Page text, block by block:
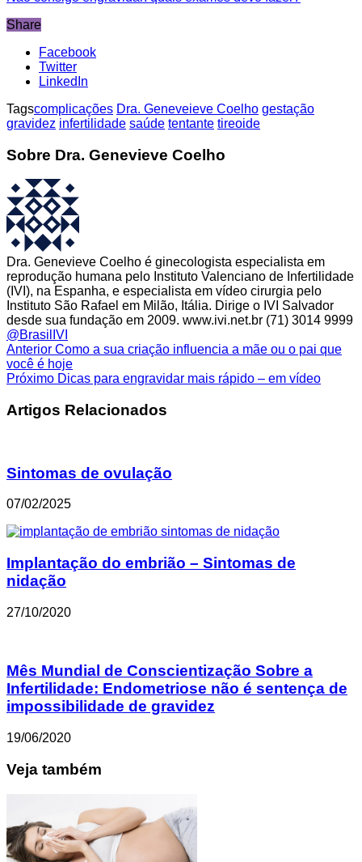
Share
Facebook
Twitter
LinkedIn
Tagscomplicações Dra. Geneveieve Coelho gestação
gravidez infertilidade saúde tentante tireoide
Sobre Dra. Genevieve Coelho
Dra. Genevieve Coelho é ginecologista especialista em
reprodução humana pelo Instituto Valenciano de Infertilidade
(IVI), na Espanha, e especialista em vídeo cirurgia pelo
Instituto São Rafael em Milão, Itália. Dirige o IVI Salvador
desde sua fundação em 2009. www.ivi.net.br (71) 3014 9999
@BrasilIVI
Anterior Como a sua criação influencia a mãe ou o pai que
você é hoje
Próximo Dicas para engravidar mais rápido – em vídeo
Artigos Relacionados
Sintomas de ovulação
07/02/2025
Implantação do embrião – Sintomas de
nidação
27/10/2020
Mês Mundial de Conscientização Sobre a
Infertilidade: Endometriose não é sentença de
impossibilidade de gravidez
19/06/2020
Veja também